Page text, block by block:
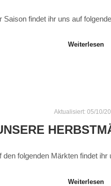
Saison findet ihr uns auf
Weiterlesen
Aktualisiert: 05/10/
den folgenden Märkten findet
Weiterlesen